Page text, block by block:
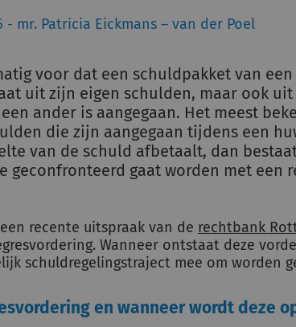
- mr. Patricia Eickmans – van der Poel
voor dat een schuldpakket van
uit zijn eigen schulden, maar ook
ander is aangegaan. Het meest
die zijn aangegaan tijdens een
van de schuld afbetaalt, dan
geconfronteerd gaat worden met een
recente uitspraak van de rechtbank
Wanneer ontstaat deze
schuldregelingstraject mee om worden
en wanneer wordt deze